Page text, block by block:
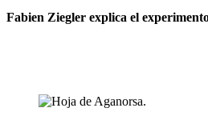
Fabien Ziegler explica el